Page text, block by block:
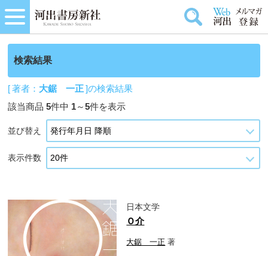
検索結果
[ 著者： 大鋸 一正]の検索結果
該当商品5件中 1～5件を表示
並び替え
表示件数
日本文学
Ｏ介
大鋸 一正 著